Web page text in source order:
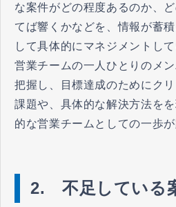
な案件がどの程度あるのか、
てば響くかなどを、情報が蓄
して具体的にマネジメントし
営業チームの一人ひとりのメ
把握し、目標達成のためにク
課題や、具体的な解決方法を
的な営業チームとしての一歩
2. 不足している